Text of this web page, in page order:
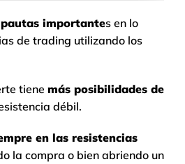
pautas importantes en lo
de trading utilizando los
tiene más posibilidades de
débil.
en las resistencias
la compra o bien abriendo un